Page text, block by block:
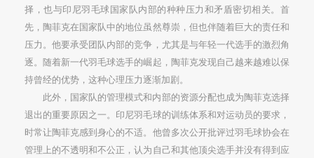
择，也与印尼羽毛球国家队内部的种种压力和矛盾密切相关。首
先，陶菲克在国家队中的地位虽然尊崇，但也伴随着巨大的责任和
压力。他要承受团队内部的竞争，尤其是与年轻一代选手的激烈角
逐。随着新一代羽毛球选手的崛起，陶菲克发现自己越来越难以保
持曾经的优势，这种心理压力逐渐加剧。
此外，国家队的管理模式和内部的资源分配也成为陶菲克选择
退出的重要原因之一。印尼羽毛球的训练体系和对运动员的要求，
时常让陶菲克感到身心的不适。他曾多次公开批评过羽毛球协会在
管理上的不透明和不公正，认为自己和其他顶尖选手并没有得到应